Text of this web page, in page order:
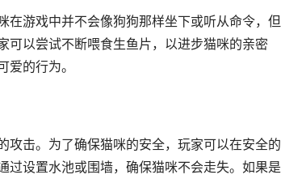
游戏中并不会像狗狗那样坐下或听从命令，但
可以尝试不断喂食生鱼片，以进步猫咪的亲密
的行为。
攻击。为了确保猫咪的安全，玩家可以在安全的
过设置水池或围墙，确保猫咪不会走失。如果是